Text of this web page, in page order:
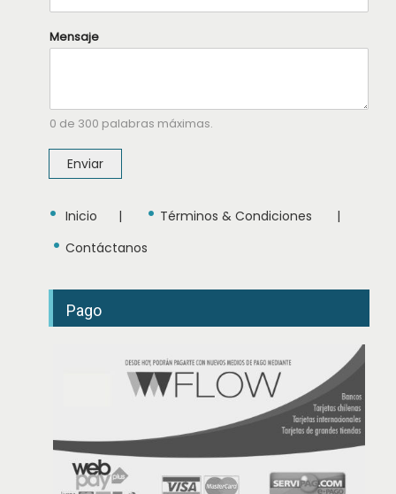
b
e
T
f
o
o
o
b
Mensaje
0 de 300 palabras máximas.
Enviar
• Inicio | • Términos & Condiciones |
• Contáctanos
Pago